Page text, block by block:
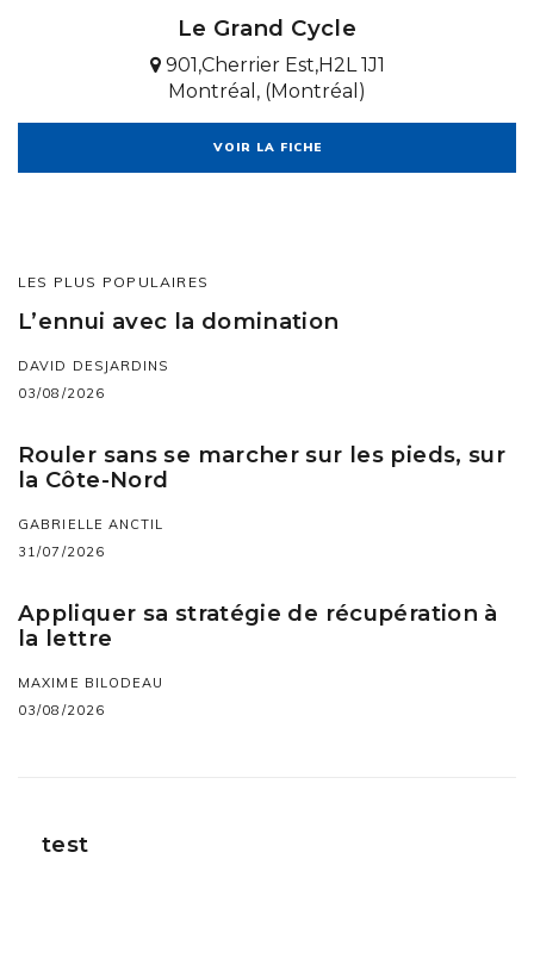
Le Grand Cycle
901,Cherrier Est,H2L 1J1
Montréal, (Montréal)
VOIR LA FICHE
LES PLUS POPULAIRES
L’ennui avec la domination
DAVID DESJARDINS
03/08/2026
Rouler sans se marcher sur les pieds, sur
la Côte-Nord
GABRIELLE ANCTIL
31/07/2026
Appliquer sa stratégie de récupération à
la lettre
MAXIME BILODEAU
03/08/2026
test